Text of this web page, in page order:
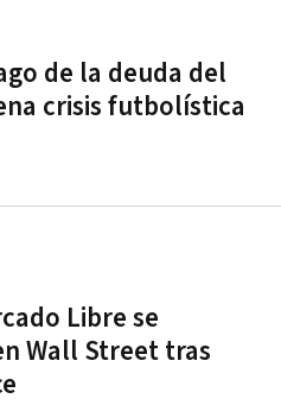
de la deuda del
crisis futbolística
Libre se
Wall Street tras